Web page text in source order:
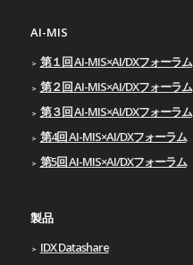
AI-MIS
第１回 AI-MIS×AI/DXフォーラム
第２回 AI-MIS×AI/DXフォーラム
第３回 AI-MIS×AI/DXフォーラム
第4回 AI-MIS×AI/DXフォーラム
第5回 AI-MIS×AI/DXフォーラム
製品
IDX Datashare